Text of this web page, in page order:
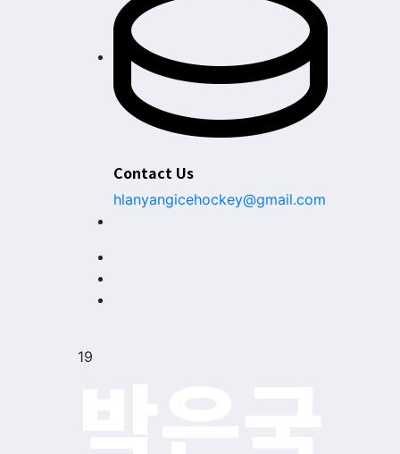
Contact Us
hlanyangicehockey@gmail.com
19